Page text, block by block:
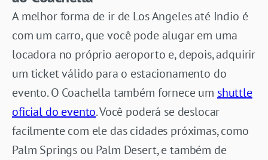
A melhor forma de ir de Los Angeles até Indio é
com um carro, que você pode alugar em uma
locadora no próprio aeroporto e, depois, adquirir
um ticket válido para o estacionamento do
evento. O Coachella também fornece um shuttle
oficial do evento. Você poderá se deslocar
facilmente com ele das cidades próximas, como
Palm Springs ou Palm Desert, e também de